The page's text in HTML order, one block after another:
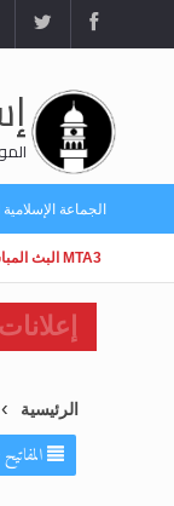
الجماعة الإسلامية
MTA3 البث المباشر
إعلانات
الرئيسية
المفاتيح